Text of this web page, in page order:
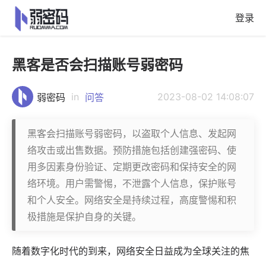
登录
黑客是否会扫描账号弱密码
弱密码 in 问答 2023-08-02 14:08:07
黑客会扫描账号弱密码，以盗取个人信息、发起网
络攻击或出售数据。预防措施包括创建强密码、使
用多因素身份验证、定期更改密码和保持安全的网
络环境。用户需警惕，不泄露个人信息，保护账号
和个人安全。网络安全是持续过程，高度警惕和积
极措施是保护自身的关键。
随着数字化时代的到来，网络安全日益成为全球关注的焦